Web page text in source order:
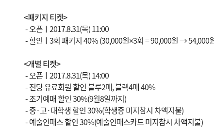
<패키지 티켓>
- 오픈ㅣ2017.8.31(목) 11:00
- 할인ㅣ3회 패키지 40% (30,000원×3회 = 90,000원 → 54,000
<개별 티켓>
- 오픈ㅣ2017.8.31(목) 14:00
- 전당 유료회원 할인 블루2매, 블랙4매 40%
- 조기예매 할인 30%(9월8일까지)
- 중·고·대학생 할인 30%(학생증 미지참시 차액지불)
- 예술인패스 할인 30%(예술인패스카드 미지참시 차액지불)